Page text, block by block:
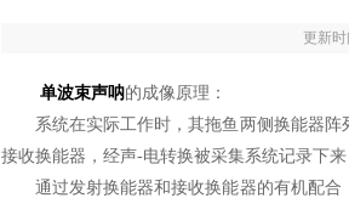
更新
单波束声呐的成像原理：
系统在实际工作时，其拖鱼两侧换能器阵
接收换能器，经声-电转换被采集系统记录下
通过发射换能器和接收换能器的有机配合